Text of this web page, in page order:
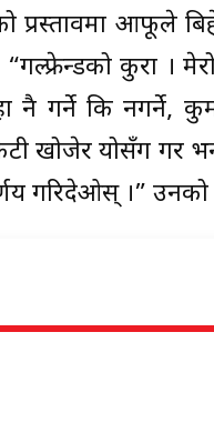
आफूले
कुरा ।
नै गर्ने कि नगर्ने,
खोजेर योसँग गर
गरिदेओस् ।” उनको